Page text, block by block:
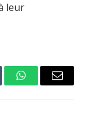
leur
WhatsAppEmail